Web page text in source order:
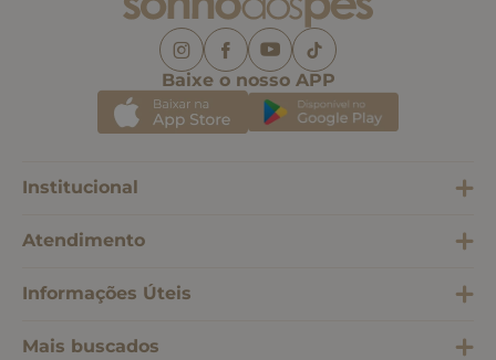
Baixe o nosso APP
Institucional
Atendimento
Informações Úteis
Mais buscados